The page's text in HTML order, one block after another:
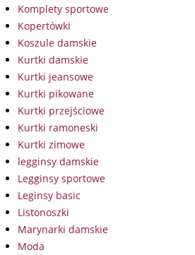
Komplety sportowe
Kopertówki
Koszule damskie
Kurtki damskie
Kurtki jeansowe
Kurtki pikowane
Kurtki przejściowe
Kurtki ramoneski
Kurtki zimowe
legginsy damskie
Legginsy sportowe
Leginsy basic
Listonoszki
Marynarki damskie
Moda